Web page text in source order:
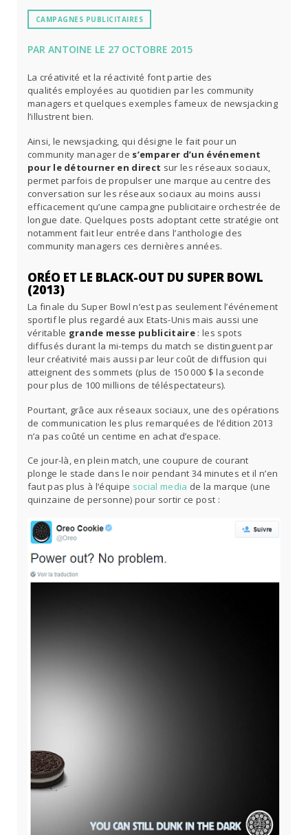
CAMPAGNES PUBLICITAIRES
PAR ANTOINE LE 27 OCTOBRE 2015
La créativité et la réactivité font partie des
qualités employées au quotidien par les community
managers et quelques exemples fameux de newsjacking
l’illustrent bien.
Ainsi, le newsjacking, qui désigne le fait pour un
community manager de s’emparer d’un événement
pour le détourner en direct sur les réseaux sociaux,
permet parfois de propulser une marque au centre des
conversation sur les réseaux sociaux au moins aussi
efficacement qu’une campagne publicitaire orchestrée de
longue date. Quelques posts adoptant cette stratégie ont
notamment fait leur entrée dans l’anthologie des
community managers ces dernières années.
ORÉO ET LE BLACK-OUT DU SUPER BOWL
(2013)
La finale du Super Bowl n’est pas seulement l’événement
sportif le plus regardé aux Etats-Unis mais aussi une
véritable grande messe publicitaire: les spots
diffusés durant la mi-temps du match se distinguent par
leur créativité mais aussi par leur coût de diffusion qui
atteignent des sommets (plus de 150 000 $ la seconde
pour plus de 100 millions de téléspectateurs).
Pourtant, grâce aux réseaux sociaux, une des opérations
de communication les plus remarquées de l’édition 2013
n’a pas coûté un centime en achat d’espace.
Ce jour-là, en plein match, une coupure de courant
plonge le stade dans le noir pendant 34 minutes et il n’en
faut pas plus à l’équipe social media de la marque (une
quinzaine de personne) pour sortir ce post :